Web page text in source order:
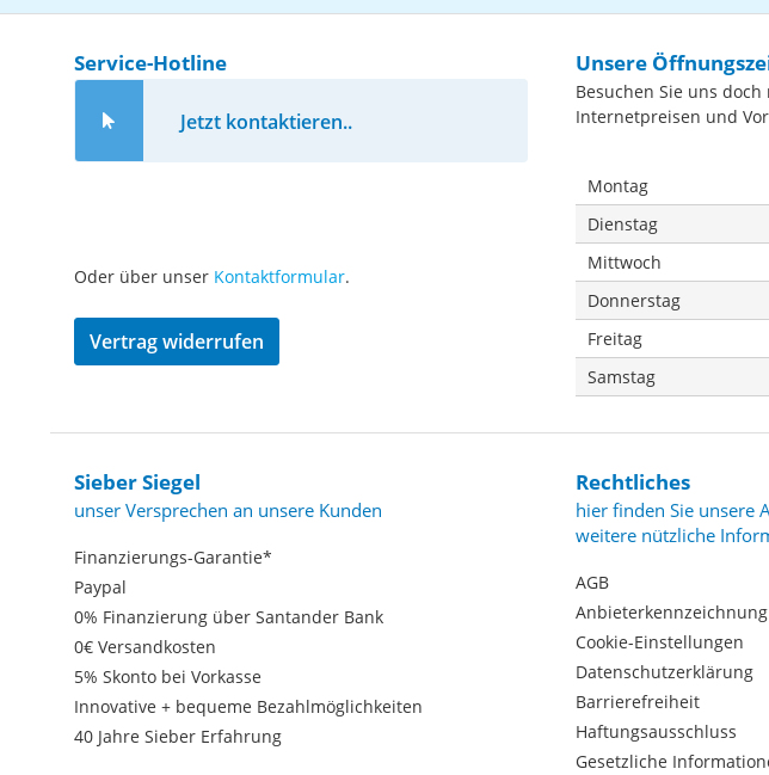
Service-Hotline
Jetzt kontaktieren..
Oder über unser Kontaktformular.
Vertrag widerrufen
Unsere
Besuchen Sie uns
Internetpreisen und
Montag
Dienstag
Mittwoch
Donnerstag
Freitag
Samstag
Sieber Siegel
unser Versprechen an unsere Kunden
Finanzierungs-Garantie*
Paypal
0% Finanzierung über Santander Bank
0€ Versandkosten
5% Skonto bei Vorkasse
Innovative + bequeme Bezahlmöglichkeiten
40 Jahre Sieber Erfahrung
Rechtliches
hier finden Sie unsere
weitere nützliche
AGB
Anbieterkennzeichnung
Cookie-Einstellungen
Datenschutzerklärung
Barrierefreiheit
Haftungsausschluss
Gesetzliche